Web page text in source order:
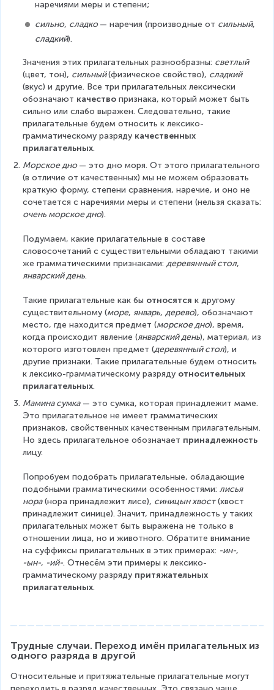
наречиями меры и степени;
сильно, сладко — наречия (производные от сильный,
сладкий).
Значения этих прилагательных разнообразны: светлый
(цвет, тон), сильный (физическое свойство), сладкий
(вкус) и другие. Все три прилагательных лексически
обозначают качество признака, который может быть
сильно или слабо выражен. Следовательно, такие
прилагательные будем относить к лексико-
грамматическому разряду качественных
прилагательных.
Морское дно — это дно моря. От этого прилагательного
(в отличие от качественных) мы не можем образовать
краткую форму, степени сравнения, наречие, и оно не
сочетается с наречиями меры и степени (нельзя сказать:
очень морское дно).
Подумаем, какие прилагательные в составе
словосочетаний с существительными обладают такими
же грамматическими признаками: деревянный стол,
январский день.
Такие прилагательные как бы относятся к другому
существительному (море, январь, дерево), обозначают
место, где находится предмет (морское дно), время,
когда происходит явление (январский день), материал, из
которого изготовлен предмет (деревянный стол), и
другие признаки. Такие прилагательные будем относить
к лексико-грамматическому разряду относительных
прилагательных.
Мамина сумка — это сумка, которая принадлежит маме.
Это прилагательное не имеет грамматических
признаков, свойственных качественным прилагательным.
Но здесь прилагательное обозначает принадлежность
лицу.
Попробуем подобрать прилагательные, обладающие
подобными грамматическими особенностями: лисья
нора (нора принадлежит лисе), синицын хвост (хвост
принадлежит синице). Значит, принадлежность у таких
прилагательных может быть выражена не только в
отношении лица, но и животного. Обратите внимание
на суффиксы прилагательных в этих примерах: -ин-,
-ын-, -ий-. Отнесём эти примеры к лексико-
грамматическому разряду притяжательных
прилагательных.
Трудные случаи. Переход имён прилагательных из
одного разряда в другой
Относительные и притяжательные прилагательные могут